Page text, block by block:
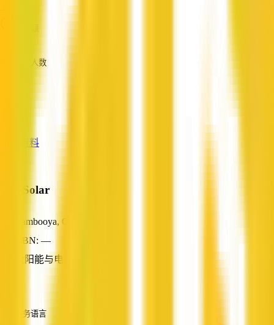
员工人数
查看资料
R E Solar
Cambooya, QLD
ABN: —
太阳能与电池储能
服务语言